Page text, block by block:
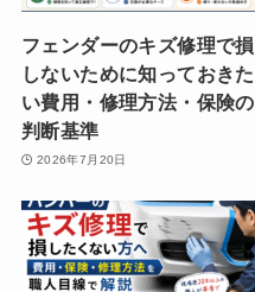
フェンダーのキズ修理で損
しないために知っておきた
い費用・修理方法・保険の
判断基準
2026年7月20日